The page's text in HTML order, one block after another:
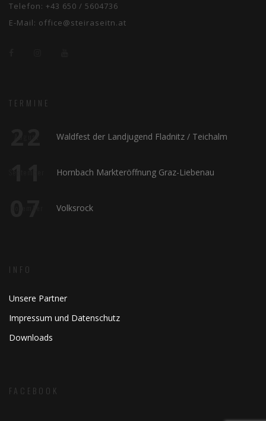
Telefon: +43 650 / 5604736
E-Mail: office@steiraseitn.at
TERMINE
Waldfest der Landjugend Fladnitz / Teichalm
Hornbach Markteröffnung Graz-Liebenau
Volksrock
INFO
Unsere Partner
Impressum und Datenschutz
Downloads
FACEBOOK